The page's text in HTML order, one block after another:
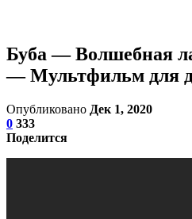
Буба — Волшебная
— Мультфильм для
Опубликовано Дек 1, 2020
0 333
Поделится